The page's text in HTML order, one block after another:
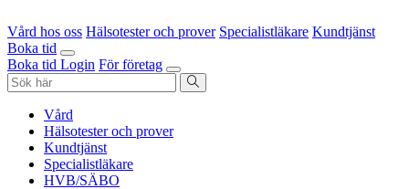
Vård hos oss Hälsotester och prover Specialistläkare Kundtjänst
Boka tid
Boka tid Login För företag
Vård
Hälsotester och prover
Kundtjänst
Specialistläkare
HVB/SÄBO